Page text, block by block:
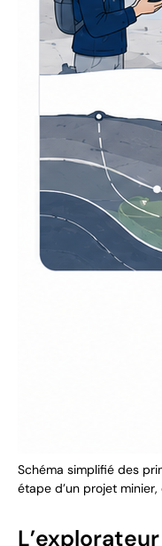
Schéma simplifié des
étape d’un projet